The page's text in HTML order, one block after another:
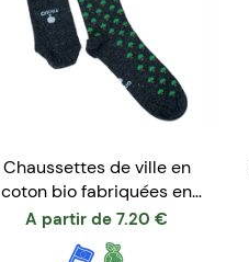
Chaussettes de ville en
coton bio fabriquées en
Croatie
A partir de 7.20 €